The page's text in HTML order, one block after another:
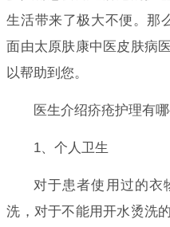
生活带来了极大不便。那
面由太原肤康中医皮肤病
以帮助到您。
医生介绍疥疮护理有哪
1、个人卫生
对于患者使用过的衣
洗，对于不能用开水烫洗